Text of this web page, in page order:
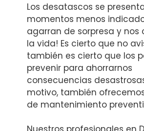
Los desatascos se
momentos menos
agarran de sorpresa y nos
la vida! Es cierto que no
también es cierto que los
prevenir para ahorrarnos
consecuencias
motivo, también
de mantenimiento